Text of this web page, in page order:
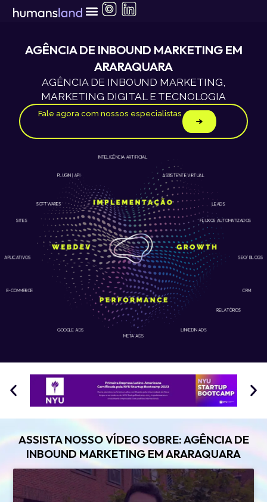
para
conteúdoAGÊNCIA DE INBOUND MARKETING EM
ARARAQUARA
AGÊNCIA DE INBOUND MARKETING,
MARKETING DIGITAL E TECNOLOGIA
Fale agora com nossos especialistas
GOOGLE ADS LINKEDIN ADS
APLICATIVOS
SITES
E-COMMERCE
META ADS
CRM
RELATÓRIOS
SEO/ BLOGS
FLUXOS AUTOMATIZADOS
INTELIGÊNCIA ARTIFICIAL
PLUGIN | API
SOFTWARES
ASSISTENTE VIRTUAL
LEADS
ASSISTA NOSSO VÍDEO SOBRE: AGÊNCIA DE
INBOUND MARKETING EM ARARAQUARA